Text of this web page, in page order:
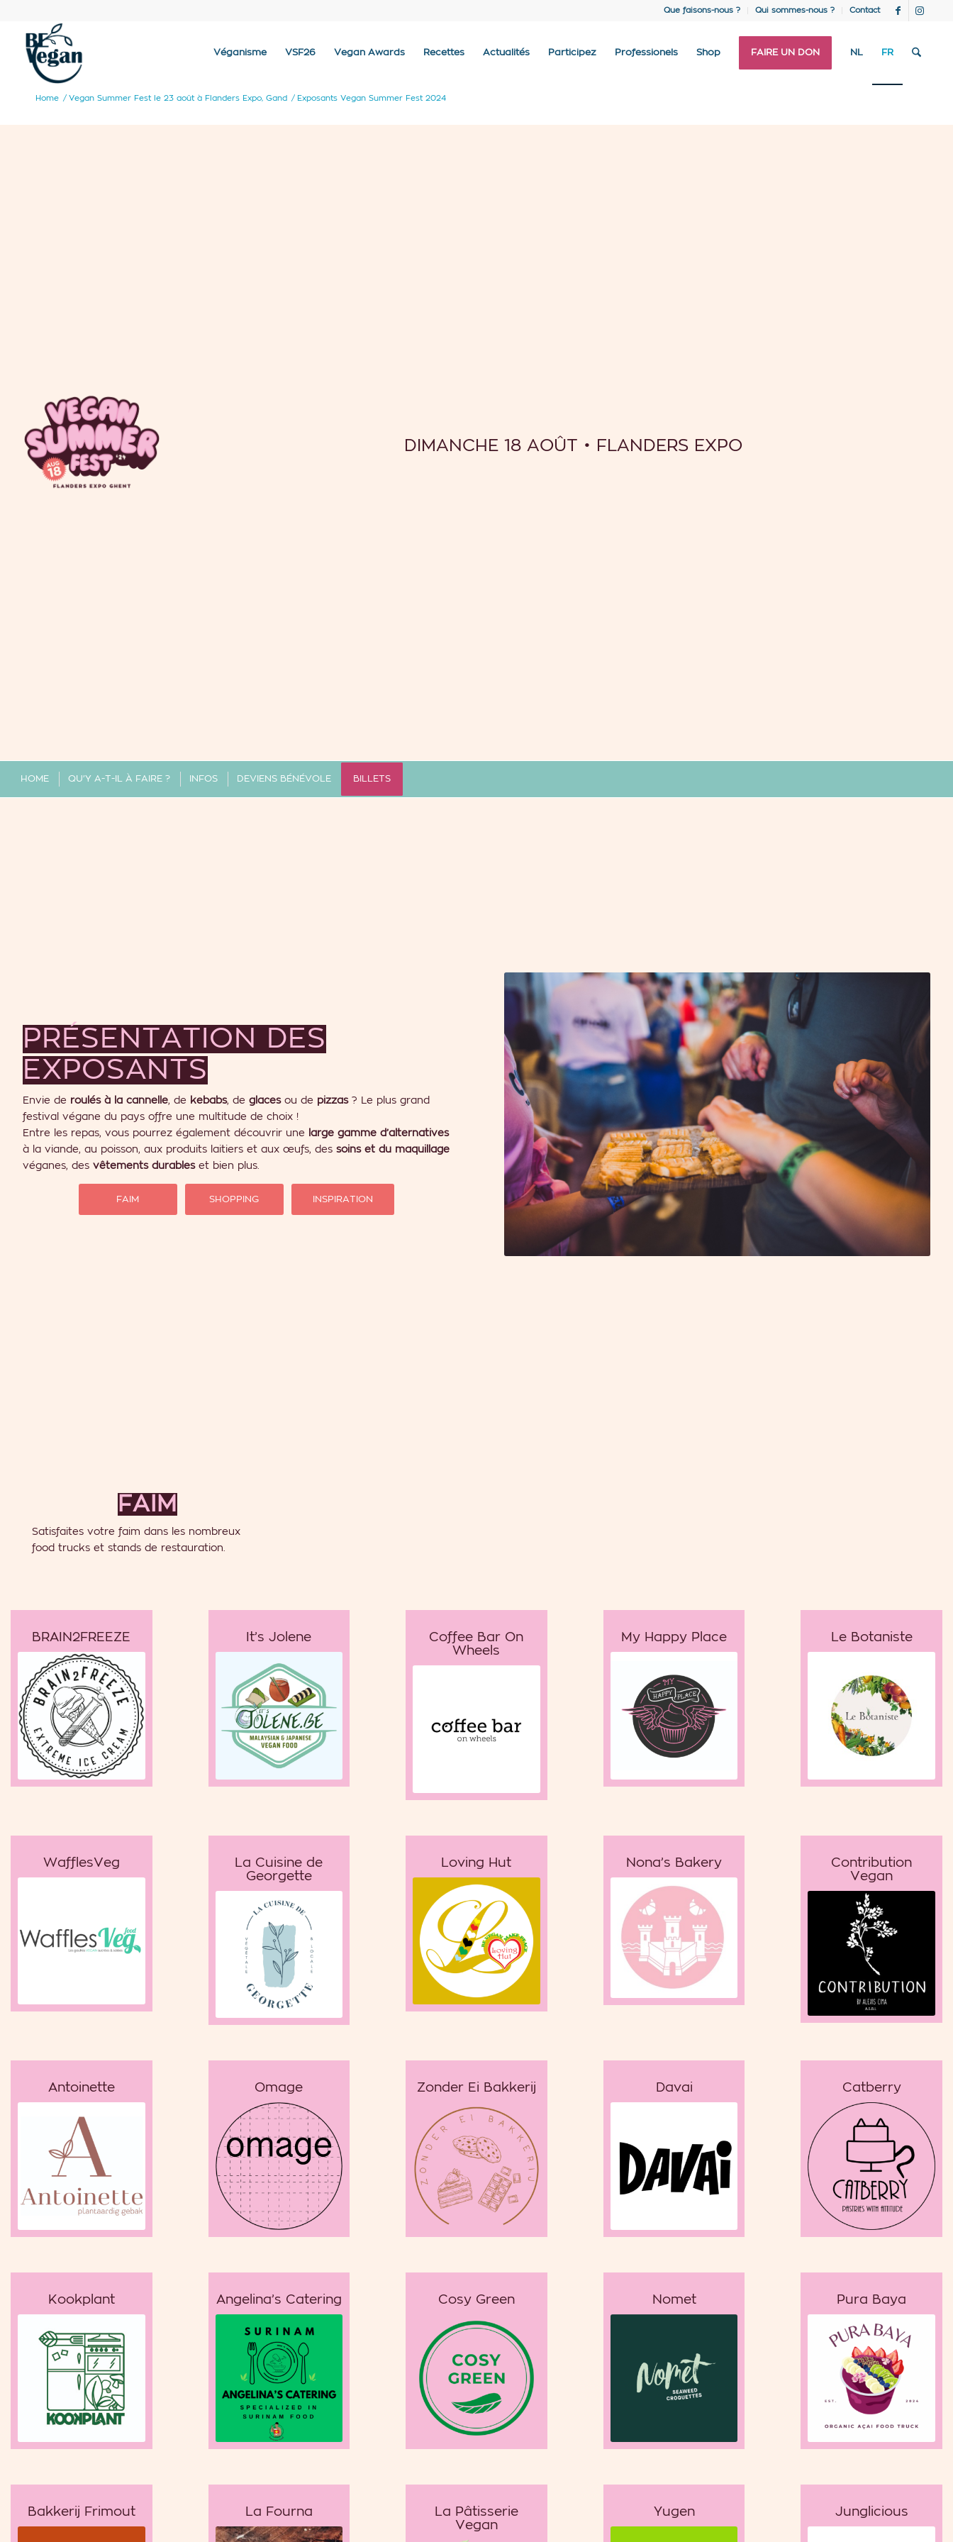
Que faisons-nous ? Qui sommes-nous ? Contact
Véganisme VSF26 Vegan Awards Recettes Actualités Participez Professionels Shop FAIRE UN DON NL FR
Home / Vegan Summer Fest le 23 août à Flanders Expo, Gand / Exposants Vegan Summer Fest 2024
DIMANCHE 18 AOÛT • FLANDERS EXPO
HOME QU’Y A-T-IL À FAIRE ? INFOS DEVIENS BÉNÉVOLE BILLETS
PRÉSENTATION DES
EXPOSANTS
Envie de roulés à la cannelle, de kebabs, de glacesou de pizzas? Le plus grand
festival végane du pays offre une multitude de choix !
Entre les repas, vous pourrez également découvrir une
large gamme d’alternatives
à la viande, au poisson, aux produits laitiers et aux œufs, des soins et du maquillage
véganes, des vêtements durableset bien plus.
FAIM SHOPPING INSPIRATION
FAIM
Satisfaites votre faim dans les nombreux
food trucks et stands de restauration.
BRAIN2FREEZE It’s Jolene
Coffee Bar On
Wheels
My Happy Place Le Botaniste
WafflesVeg
La Cuisine de
Georgette
Loving Hut Nona’s Bakery
Contribution
Vegan
Antoinette Omage Zonder Ei Bakkerij Davai Catberry
Kookplant Angelina’s Catering Cosy Green Nomet Pura Baya
Bakkerij Frimout La Fourna
La Pâtisserie
Vegan
Yugen Junglicious